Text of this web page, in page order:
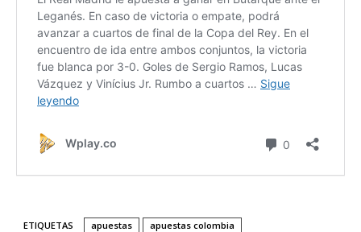
ETIQUETAS apuestas
apuestas colombia